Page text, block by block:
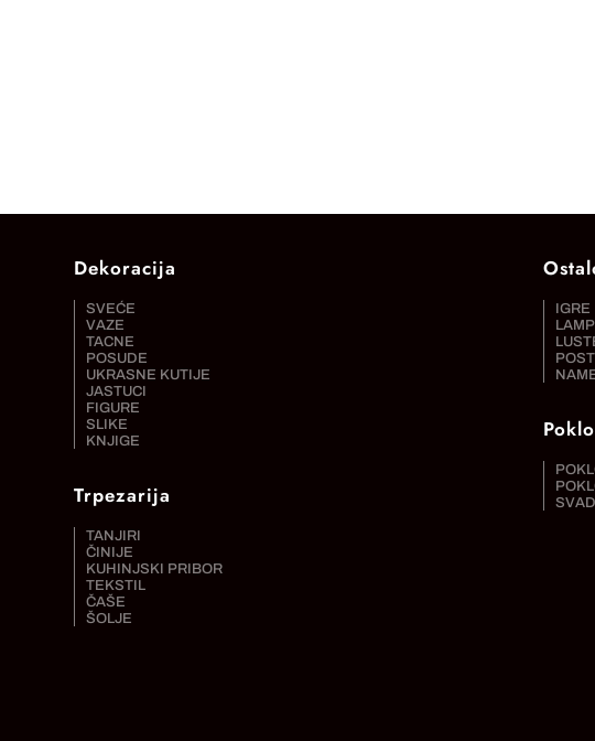
Dekoracija
SVEĆE
VAZE
TACNE
POSUDE
UKRASNE KUTIJE
JASTUCI
FIGURE
SLIKE
KNJIGE
Trpezarija
TANJIRI
ČINIJE
KUHINJSKI PRIBOR
TEKSTIL
ČAŠE
ŠOLJE
IGRE